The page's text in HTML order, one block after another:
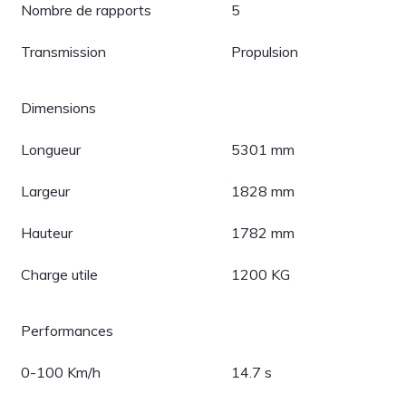
Nombre de rapports 5
Transmission Propulsion
Dimensions
Longueur 5301 mm
Largeur 1828 mm
Hauteur 1782 mm
Charge utile 1200 KG
Performances
0-100 Km/h 14.7 s